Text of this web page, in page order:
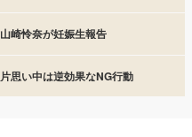
山崎怜奈が妊娠生報告
片思い中は逆効果なNG行動